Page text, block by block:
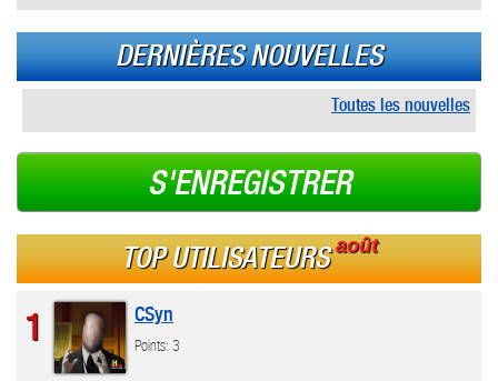
DERNIÈRES NOUVELLES
Toutes les nouvelles
S'ENREGISTRER
TOP UTILISATEURSaoût
1 CSyn
Points: 3